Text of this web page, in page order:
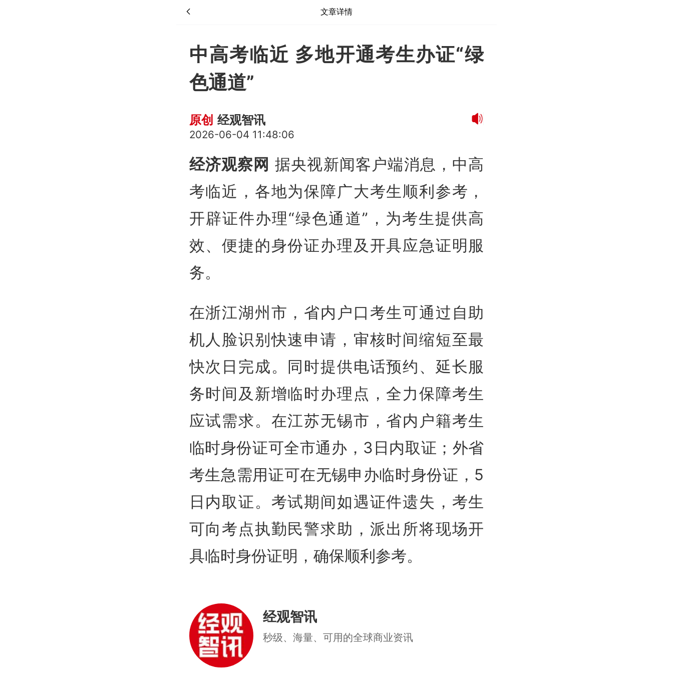
文章详情
中高考临近 多地开通考生办证“绿
色通道”
原创 经观智讯
2026-06-04 11:48:06
经济观察网 据央视新闻客户端消息，中高
考临近，各地为保障广大考生顺利参考，
开辟证件办理“绿色通道”，为考生提供高
效、便捷的身份证办理及开具应急证明服
务。
在浙江湖州市，省内户口考生可通过自助
机人脸识别快速申请，审核时间缩短至最
快次日完成。同时提供电话预约、延长服
务时间及新增临时办理点，全力保障考生
应试需求。在江苏无锡市，省内户籍考生
临时身份证可全市通办，3日内取证；外省
考生急需用证可在无锡申办临时身份证，5
日内取证。考试期间如遇证件遗失，考生
可向考点执勤民警求助，派出所将现场开
具临时身份证明，确保顺利参考。
经观智讯
秒级、海量、可用的全球商业资讯